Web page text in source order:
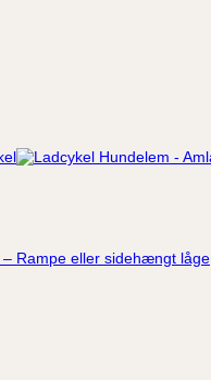
– Rampe eller sidehængt låge